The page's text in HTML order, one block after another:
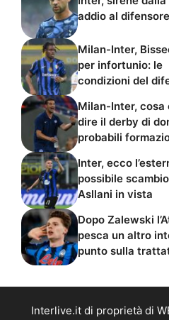
addio al
Milan-Inter,
per infortunio: le
condizioni del
Milan-Inter, cosa
dire il derby di
probabili
Inter, ecco
possibile
Asllani in vista
Dopo Zalewski
pesca un altro
punto sulla
Interlive.it di proprietà di